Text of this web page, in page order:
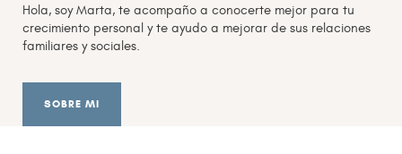
Hola, soy Marta, te acompaño a conocerte mejor para tu
crecimiento personal y te ayudo a mejorar de sus relaciones
familiares y sociales.
SOBRE MI